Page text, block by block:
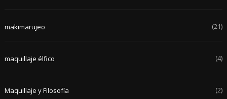
makimarujeo (21)
maquillaje élfico (4)
Maquillaje y Filosofía (2)